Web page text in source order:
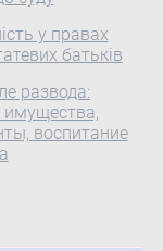
юристы
у правах
батьків
развода:
имущества,
воспитание